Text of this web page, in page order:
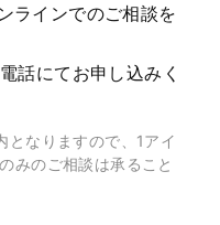
ラインでのご相談を
話にてお申し込みく
となりますので、1アイ
みのご相談は承ること